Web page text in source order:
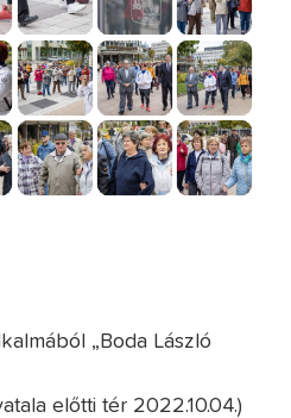
„Boda László
előtti tér 2022.10.04.)